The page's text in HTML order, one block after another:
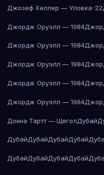
Джозеф Хеллер — Уловка-22
Джордж Оруэлл — 1984
Джордж Оруэлл — 1984
Джордж Оруэлл — 1984
Джордж Оруэлл — 1984
Джордж Оруэлл — 1984
Донна Тартт — ЩеголДубай
ДубайДубайДубайДубай
ДубайДубайДубайДубай